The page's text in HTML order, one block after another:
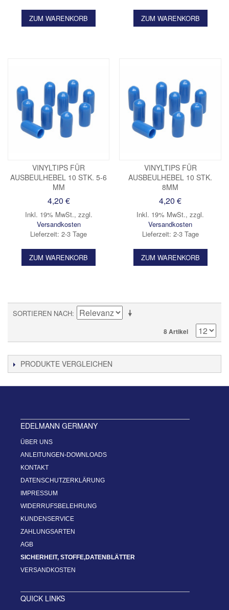
ZUM WARENKORB ZUM WARENKORB
VINYLTIPS FÜR
AUSBEULHEBEL 10 STK. 5-6
MM
4,20 €
Inkl. 19% MwSt., zzgl.
Versandkosten
Lieferzeit: 2-3 Tage
ZUM WARENKORB
VINYLTIPS FÜR
AUSBEULHEBEL 10 STK.
8MM
4,20 €
Inkl. 19% MwSt.,zzgl.
Versandkosten
Lieferzeit: 2-3 Tage
ZUM WARENKORB
SORTIEREN NACH
8 Artikel
PRODUKTE VERGLEICHEN
EDELMANN GERMANY
ÜBER UNS
ANLEITUNGEN-DOWNLOADS
KONTAKT
DATENSCHUTZERKLÄRUNG
IMPRESSUM
WIDERRUFSBELEHRUNG
KUNDENSERVICE
ZAHLUNGSARTEN
AGB
SICHERHEIT, STOFFE,DATENBLÄTTER
VERSANDKOSTEN
QUICK LINKS